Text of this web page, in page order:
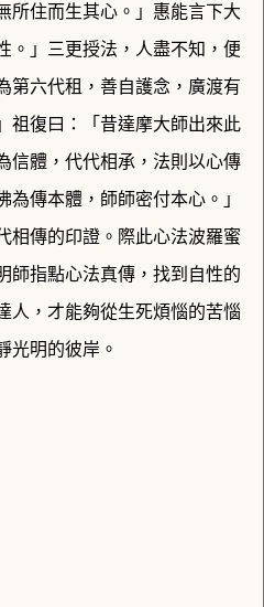
所住而生其心。」惠能言下大
。」三更授法，人盡不知，便
第六代租，善自護念，廣渡有
」祖復曰：「昔達摩大師出來此
信體，代代相承，法則以心傳
傳本體，師師密付本心。」
相傳的印證。際此心法波羅蜜
師指點心法真傳，找到自性的
人，才能夠從生死煩惱的苦惱
光明的彼岸。